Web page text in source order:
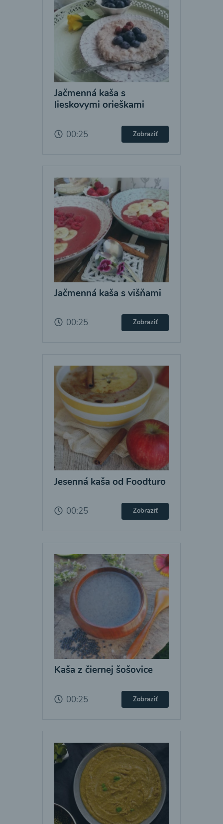
Jačmenná kaša s
lieskovymi orieškami
00:25 Zobraziť
Jačmenná kaša s višňami
00:25 Zobraziť
Jesenná kaša od Foodturo
00:25 Zobraziť
Kaša z čiernej šošovice
00:25 Zobraziť